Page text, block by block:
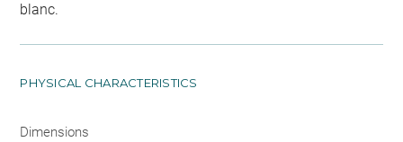
blanc.
PHYSICAL CHARACTERISTICS
Dimensions